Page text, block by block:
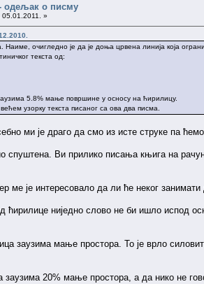
одељак о писму
05.01.2011. »
очигледно је да је доња црвена линија која
текста од:
5.8% мање површине у осносу на ћирилицу.
узорку текста писаног са ова два писма.
ми је драго да смо из исте струке па
спуштена. Ви прилико писања књига на
ме је интересовало да ли ће неког занимати
ћирилице ниједно слово не би ишло испод
заузима мање простора. То је врло
заузима 20% мање простора, а да нико не